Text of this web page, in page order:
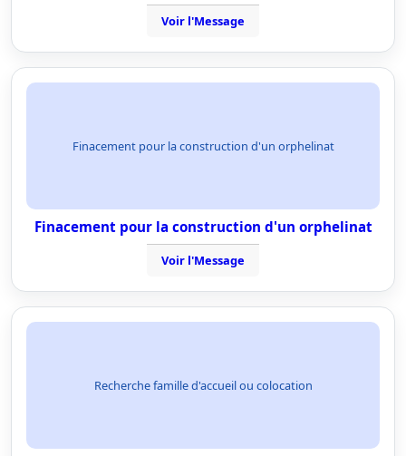
Voir l'Message
Finacement pour la construction d'un orphelinat
Finacement pour la construction d'un orphelinat
Voir l'Message
Recherche famille d'accueil ou colocation